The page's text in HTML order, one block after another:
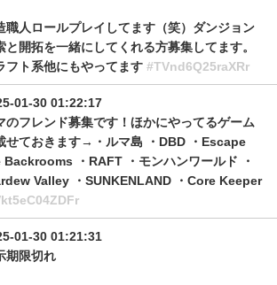
職人ロールプレイしてます（笑）ダンジョン
と開拓を一緒にしてくれる方募集してます。
フト系他にもやってます #TVnd6Q25raXRr
01-30 01:22:17
のフレンド募集です！ほかにやってるゲーム
せておきます→・ルマ島 ・DBD ・Escape
Backrooms ・RAFT ・モンハンワールド ・
Valley ・SUNKENLAND ・Core Keeper
01-30 01:21:31
期限切れ